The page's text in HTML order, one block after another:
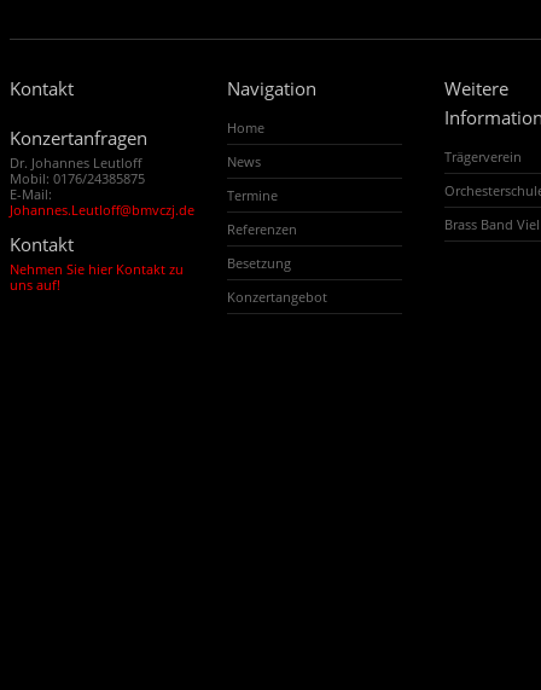
Kontakt
Konzertanfragen
Dr. Johannes Leutloff
Mobil: 0176/24385875
E-Mail:
Johannes.Leutloff@bmvczj.de
Kontakt
Nehmen Sie hier Kontakt zu
uns auf!
Navigation
Home
News
Termine
Referenzen
Besetzung
Konzertangebot
Weitere
Trägerverein
Brass Band